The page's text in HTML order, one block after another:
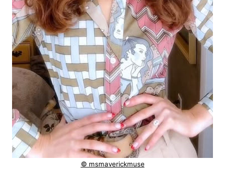
© msmaverickmuse